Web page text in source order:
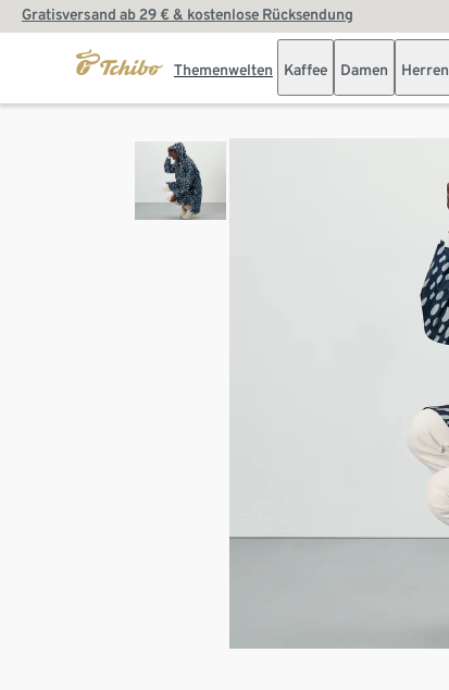
Gratisversand ab 29 € & kostenlose Rücksendung
Themenwelten Kaffee Damen Herren